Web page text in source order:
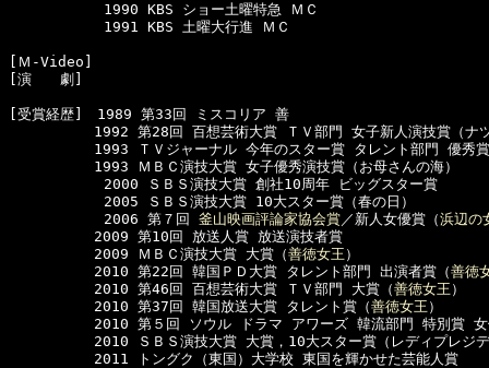
      　　　1990 KBS ショー土曜特急 ＭＣ
      　　　1991 KBS 土曜大行進 ＭＣ
[Ｍ-Video]
[演　　劇]
[受賞経歴]　1989 第33回 ミスコリア 善
1992 第28回 百想芸術大賞 ＴＶ部門 女子新人演技賞（ナツ
1993 ＴＶジャーナル 今年のスター賞 タレント部門 優秀賞
1993 ＭＢＣ演技大賞 女子優秀演技賞（お母さんの海）
      　　　2000 ＳＢＳ演技大賞 創社10周年 ビッグスター賞
      　　　2005 ＳＢＳ演技大賞 10大スター賞（春の日）
      　　　2006 第７回
釜山映画評論家協会賞／新人女優賞（浜辺の
2009 第10回 放送人賞 放送演技者賞
2009 ＭＢＣ演技大賞 大賞（善徳女王 ）
2010 第22回 韓国ＰＤ大賞 タレント部門 出演者賞（善徳
2010 第46回 百想芸術大賞 ＴＶ部門 大賞（善徳女王 ）
2010 第37回 韓国放送大賞 タレント賞（善徳女王 ）
2010 第５回 ソウル ドラマ アワーズ 韓流部門 特別賞 女
2010 ＳＢＳ演技大賞 大賞，10大スター賞（レディプレジデ
2011 トングク（東国）大学校 東国を輝かせた芸能人賞